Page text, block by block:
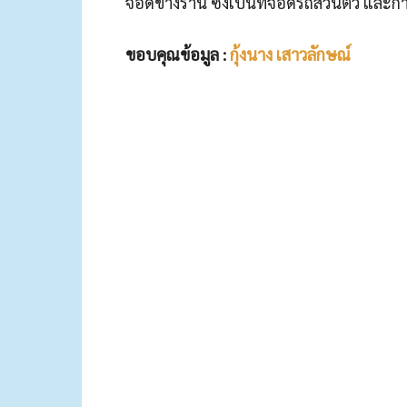
ขอบคุณข้อมูล :กุ้งนาง เสาวลักษณ์